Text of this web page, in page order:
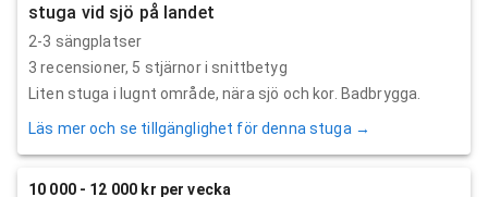
stuga vid sjö på landet
2-3 sängplatser
3 recensioner, 5 stjärnor i snittbetyg
Liten stuga i lugnt område, nära sjö och kor. Badbrygga.
Läs mer och se tillgänglighet för denna stuga →
10 000 - 12 000 kr per vecka